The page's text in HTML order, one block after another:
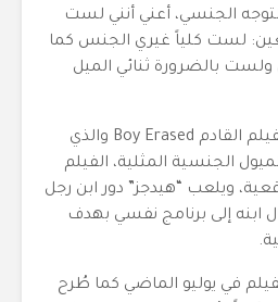
الجنسي، أعني أنني لست
لست كلياً غيري الجنس كما
بالضرورة ثنائي الميل
“هيدجز” يلعب بطولة الفيلم القادم Boy Erased والذي
الجنسية المثلية، الفيلم
ويلعب “هيدجز” دور ابن رجل
ابنه إلى برنامج نفسي بهدف
في يوليو الماضي كما طُرح